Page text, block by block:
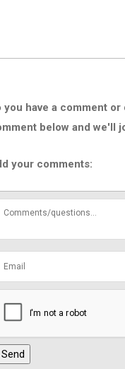
you have a comment
below and we'll
your comments: